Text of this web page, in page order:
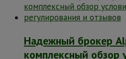
Надежный брокер
комплексный обзор